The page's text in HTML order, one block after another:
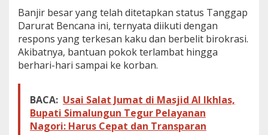
l
a
p
a
r
a
a
n
S
a
Banjir besar yang telah ditetapkan status Tanggap
Darurat Bencana ini, ternyata diikuti dengan
respons yang terkesan kaku dan berbelit birokrasi.
Akibatnya, bantuan pokok terlambat hingga
berhari-hari sampai ke korban.
BACA: Usai Salat Jumat di Masjid Al Ikhlas,
Bupati Simalungun Tegur Pelayanan
Nagori: Harus Cepat dan Transparan